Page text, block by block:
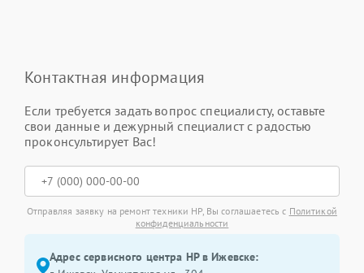
Контактная информация
Если требуется задать вопрос специалисту, оставьте
свои данные и дежурный специалист с радостью
проконсультирует Вас!
Отправляя заявку на ремонт техники HP, Вы соглашаетесь с Политикой
конфиденциальности
Адрес сервисного центра HP в Ижевске: